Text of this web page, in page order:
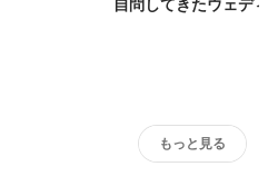
自問してきたウェデ
もっと見る